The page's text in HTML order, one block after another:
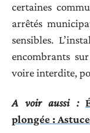
certaines
arrêtés
sensibles.
encombrants
voire interdite,
A voir aussi :
plongée :